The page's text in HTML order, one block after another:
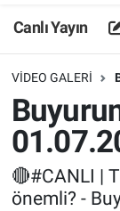
Canlı Yayın
VIDEO GALERI
🔴#CANLI |
önemli? -
TV 5